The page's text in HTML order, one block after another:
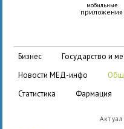
мобильные
приложения
бизнес государство и
новости МЕД-инфо
статистика
фармация